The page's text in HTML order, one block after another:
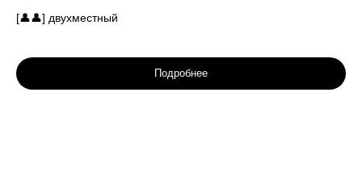
[👤👤] двухместный
Подробнее